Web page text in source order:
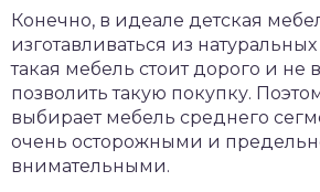
Конечно, в идеале детская
изготавливаться из
такая мебель стоит дорого и не
позволить такую покупку.
выбирает мебель среднего
очень осторожными и
внимательными.